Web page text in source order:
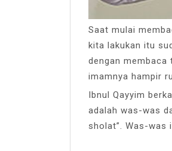
Saat mulai
kita lakukan itu
dengan
imamnya hampir
Ibnul Qayyim
adalah was-was
sholat”. Was-was